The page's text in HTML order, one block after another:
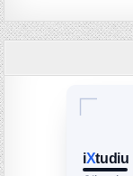
iXtudiu